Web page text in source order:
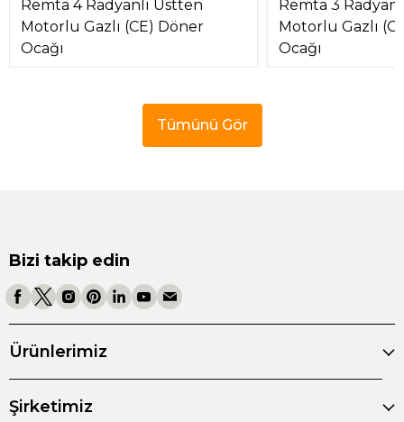
Remta 4 Radyanlı Üstten
Motorlu Gazlı (CE) Döner
Ocağı
Remta 3
Motorlu Gazlı
Ocağı
Tümünü Gör
Bizi takip edin
Ürünlerimiz
Şirketimiz